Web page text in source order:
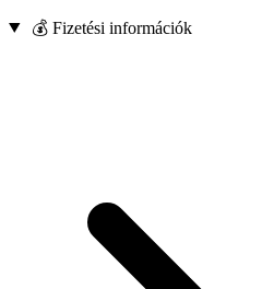
💰 Fizetési információk